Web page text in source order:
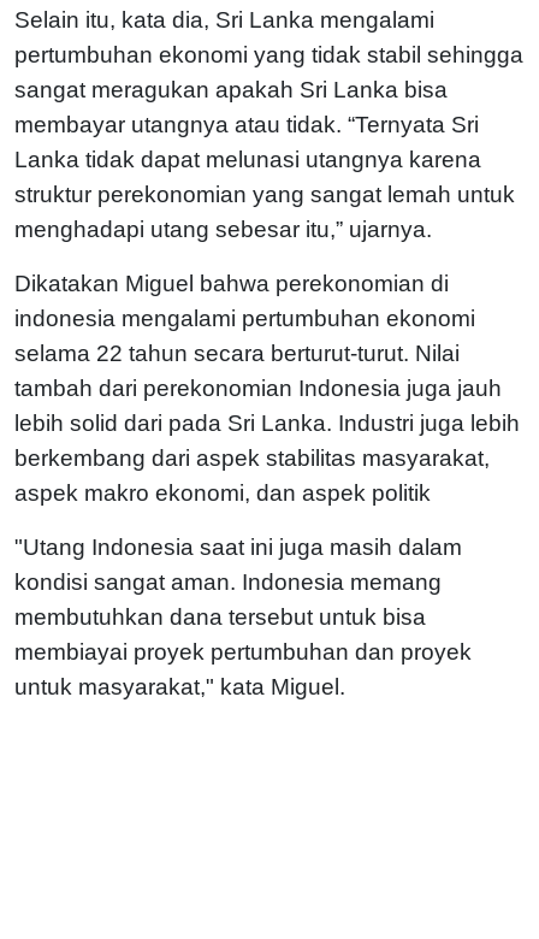
Selain itu, kata dia, Sri Lanka mengalami
pertumbuhan ekonomi yang tidak stabil sehingga
sangat meragukan apakah Sri Lanka bisa
membayar utangnya atau tidak. “Ternyata Sri
Lanka tidak dapat melunasi utangnya karena
struktur perekonomian yang sangat lemah untuk
menghadapi utang sebesar itu,” ujarnya.
Dikatakan Miguel bahwa perekonomian di
indonesia mengalami pertumbuhan ekonomi
selama 22 tahun secara berturut-turut. Nilai
tambah dari perekonomian Indonesia juga jauh
lebih solid dari pada Sri Lanka. Industri juga lebih
berkembang dari aspek stabilitas masyarakat,
aspek makro ekonomi, dan aspek politik
"Utang Indonesia saat ini juga masih dalam
kondisi sangat aman. Indonesia memang
membutuhkan dana tersebut untuk bisa
membiayai proyek pertumbuhan dan proyek
untuk masyarakat," kata Miguel.